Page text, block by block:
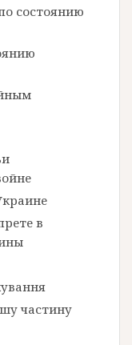
состоянию
в
частину